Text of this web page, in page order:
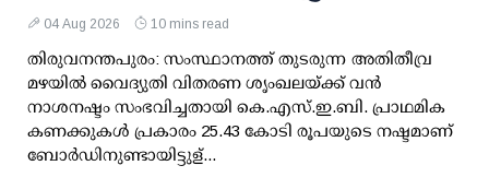
04 Aug 2026 10 mins read
തിരുവനന്തപുരം: സംസ്ഥാനത്ത് തുടരുന്ന അതിതീവ്ര
മഴയില്‍ വൈദ്യുതി വിതരണ ശൃംഖലയ്ക്ക് വന്‍
നാശനഷ്ടം സംഭവിച്ചതായി കെ.എസ്.ഇ.ബി. പ്രാഥമിക
കണക്കുകള്‍ പ്രകാരം 25.43 കോടി രൂപയുടെ നഷ്ടമാണ്
ബോര്‍ഡിനുണ്ടായിട്ടുള്...